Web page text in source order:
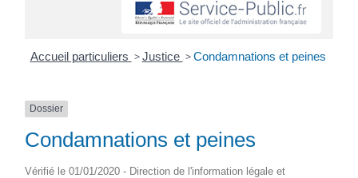
Accueil particuliers > Justice > Condamnations et peines
Dossier
Condamnations et peines
Vérifié le 01/01/2020 - Direction de l'information légale et